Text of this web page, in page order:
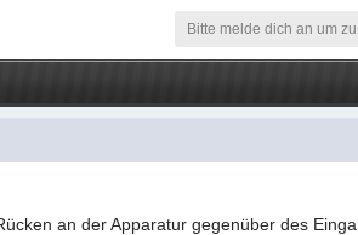
Bitte melde dich an um
an der Apparatur gegenüber des